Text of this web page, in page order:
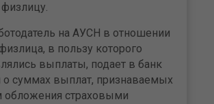
на АУСН в отношении
в пользу которого
выплаты, подает в банк
о суммах выплат, признаваемых
обложения страховыми